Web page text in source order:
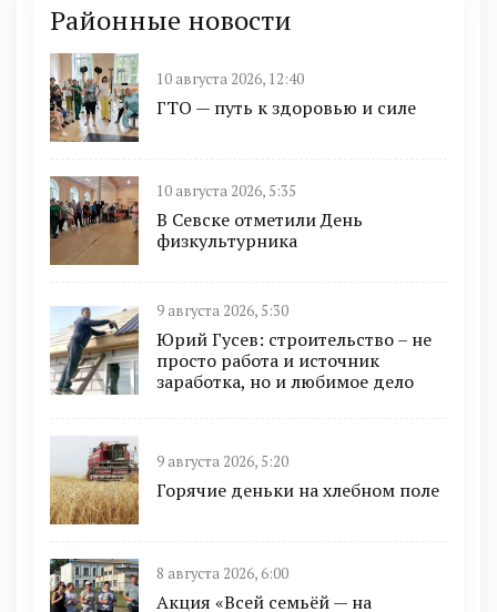
Районные новости
10 августа 2026, 12:40
ГТО — путь к здоровью и силе
10 августа 2026, 5:35
В Севске отметили День
физкультурника
9 августа 2026, 5:30
Юрий Гусев: строительство – не
просто работа и источник
заработка, но и любимое дело
9 августа 2026, 5:20
Горячие деньки на хлебном поле
8 августа 2026, 6:00
Акция «Всей семьёй — на